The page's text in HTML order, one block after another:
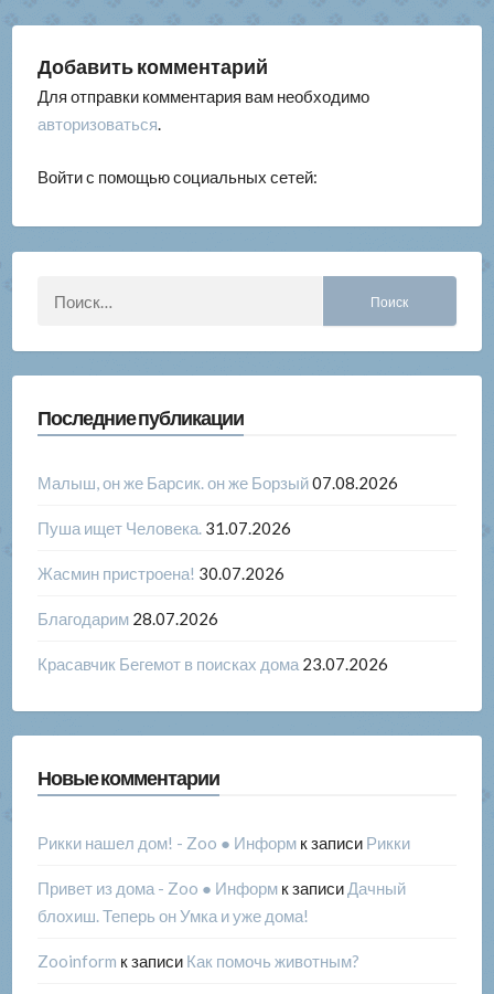
Добавить комментарий
Для отправки комментария вам необходимо
авторизоваться.
Войти с помощью социальных сетей:
Последние публикации
Малыш, он же Барсик. он же Борзый07.08.2026
Пуша ищет Человека. 31.07.2026
Жасмин пристроена! 30.07.2026
Благодарим 28.07.2026
Красавчик Бегемот в поисках дома 23.07.2026
Новые комментарии
Рикки нашел дом! - Zoo ● Информк записи Рикки
Привет из дома - Zoo ● Информк записи Дачный
блохиш. Теперь он Умка и уже дома!
Zooinform к записи Как помочь животным?